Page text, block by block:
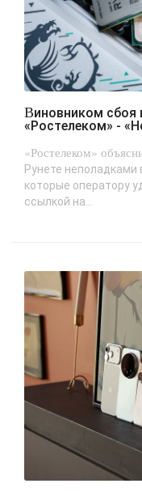
Виновником сбоя в Рунете оказался
«Ростелеком» -
«Ростелеком»
Рунете неполадками
которые оператору
ссылкой на...